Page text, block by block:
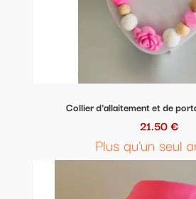
Collier d'allaitement et de
21.50 €
Plus qu'un seul